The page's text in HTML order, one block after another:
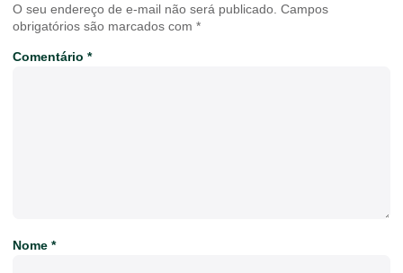
O seu endereço de e-mail não será publicado. Campos
obrigatórios são marcados com *
Comentário *
Nome *